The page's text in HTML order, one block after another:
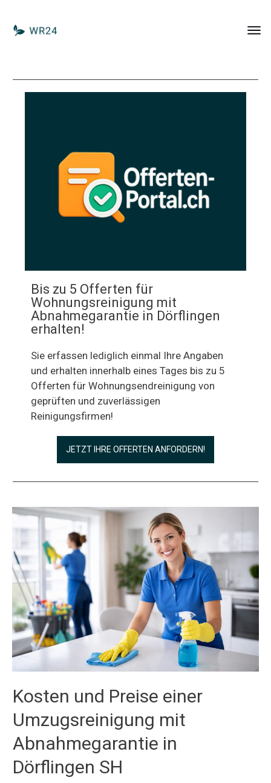
Bis zu 5 Offerten für
Wohnungsreinigung mit
Abnahmegarantie in Dörflingen
erhalten!
Sie erfassen lediglich einmal Ihre Angaben
und erhalten innerhalb eines Tages bis zu 5
Offerten für Wohnungsendreinigung von
geprüften und zuverlässigen
Reinigungsfirmen!
JETZT IHRE OFFERTEN ANFORDERN!
Kosten und Preise einer
Umzugsreinigung mit
Abnahmegarantie in
Dörflingen SH